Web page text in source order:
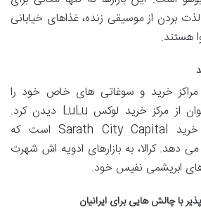
بردن از موسیقی زنده، غذاهای خیابانی
هستند.
مراکز خرید و سوغاتی های خاص خود را
دارند. در کوچی، می توان از مرکز خرید لوکس LuLu دیدن کرد.
حیدرآباد، میزبان مرکز خرید Sarath City Capital است که
می دهد. کرالا، به بازارهای ادویه اش شهرت
ابریشمی نفیس خود.
با چالش هایی برای ایرانیان